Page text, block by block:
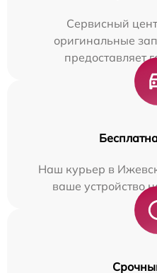
Сервисный
оригинальные
предоставляет
Наш курьер в
ваше устройство